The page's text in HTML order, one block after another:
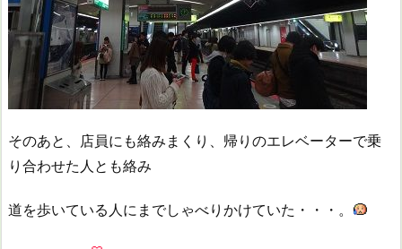
そのあと、店員にも絡みまくり、帰りのエレベーターで乗
り合わせた人とも絡み
道を歩いている人にまでしゃべりかけていた・・・。